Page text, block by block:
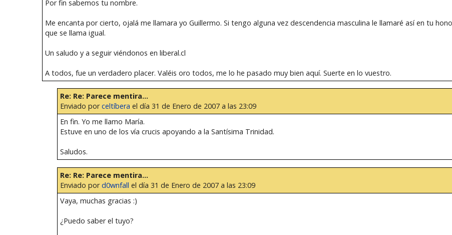
Por fin sabemos tu nombre.
Me encanta por cierto, ojalá me llamara yo Guillermo. Si tengo alguna vez descendencia masculina le llamaré así en tu
que se llama igual.
Un saludo y a seguir viéndonos en liberal.cl
A todos, fue un verdadero placer. Valéis oro todos, me lo he pasado muy bien aquí. Suerte en lo vuestro.
Re: Re: Parece mentira...
Enviado porceltíbera el día 31 de Enero de 2007 a las 23:09
En fin. Yo me llamo María.
Estuve en uno de los vía crucis apoyando a la Santísima Trinidad.
Saludos.
Re: Re: Parece mentira...
Enviado pord0wnfall el día 31 de Enero de 2007 a las 23:09
Vaya, muchas gracias :)
¿Puedo saber el tuyo?